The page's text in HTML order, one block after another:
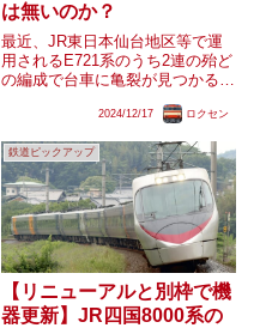
は無いのか？
最近、JR東日本仙台地区等で運
用されるE721系のうち2連の殆ど
の編成で台車に亀裂が見つかると
仙台空港鉄道SAT721系を含んだ
亀裂が見つかったという報道もあ
り、これは大事だと...
2024/12/17 ロクセン
鉄道ピックアップ
【リニューアルと別枠で機
器更新】JR四国8000系の